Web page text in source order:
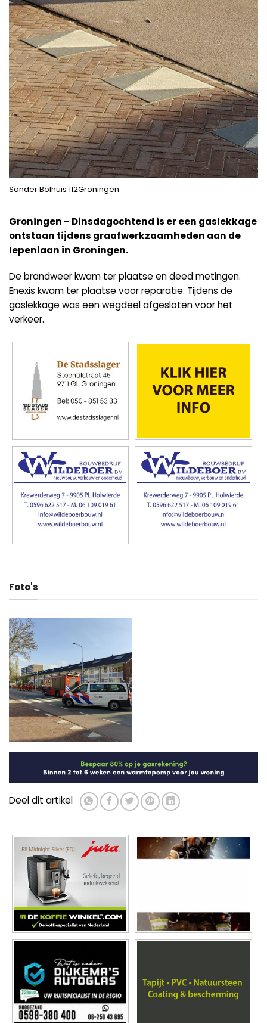
Sander Bolhuis 112Groningen
Groningen – Dinsdagochtend is er een gaslekkage
ontstaan tijdens graafwerkzaamheden aan de
Iepenlaan in Groningen.
De brandweer kwam ter plaatse en deed metingen.
Enexis kwam ter plaatse voor reparatie. Tijdens de
gaslekkage was een wegdeel afgesloten voor het
verkeer.
Foto's
Deel dit artikel